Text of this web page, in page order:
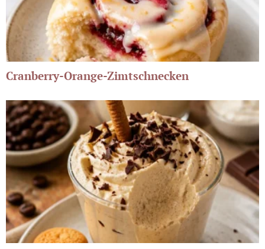
Cranberry-Orange-Zimtschnecken